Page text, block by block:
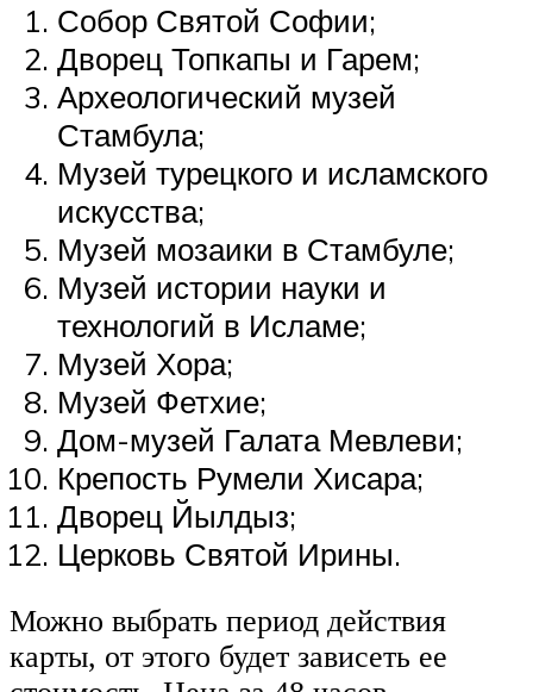
Собор Святой Софии;
Дворец Топкапы и Гарем;
Археологический музей
Стамбула;
Музей турецкого и исламского
искусства;
Музей мозаики в Стамбуле;
Музей истории науки и
технологий в Исламе;
Музей Хора;
Музей Фетхие;
Дом-музей Галата Мевлеви;
Крепость Румели Хисара;
Дворец Йылдыз;
Церковь Святой Ирины.
Можно выбрать период действия
карты, от этого будет зависеть ее